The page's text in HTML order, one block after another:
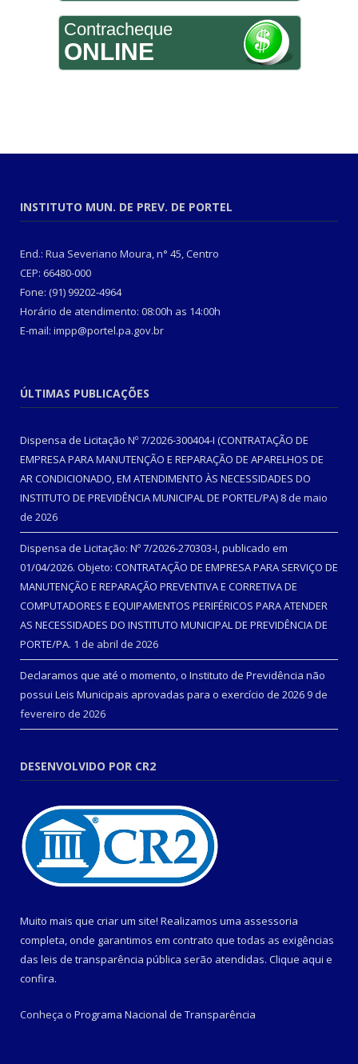
Contracheque
ONLINE
INSTITUTO MUN. DE PREV. DE PORTEL
End.: Rua Severiano Moura, n° 45, Centro
CEP: 66480-000
Fone: (91) 99202-4964
Horário de atendimento: 08:00h as 14:00h
E-mail: impp@portel.pa.gov.br
ÚLTIMAS PUBLICAÇÕES
Dispensa de Licitação Nº 7/2026-300404-I (CONTRATAÇÃO DE
EMPRESA PARA MANUTENÇÃO E REPARAÇÃO DE APARELHOS DE
AR CONDICIONADO, EM ATENDIMENTO ÀS NECESSIDADES DO
INSTITUTO DE PREVIDÊNCIA MUNICIPAL DE PORTEL/PA) 8 de maio
de 2026
Dispensa de Licitação: Nº 7/2026-270303-I, publicado em
01/04/2026. Objeto: CONTRATAÇÃO DE EMPRESA PARA SERVIÇO DE
MANUTENÇÃO E REPARAÇÃO PREVENTIVA E CORRETIVA DE
COMPUTADORES E EQUIPAMENTOS PERIFÉRICOS PARA ATENDER
AS NECESSIDADES DO INSTITUTO MUNICIPAL DE PREVIDÊNCIA DE
PORTE/PA. 1 de abril de 2026
Declaramos que até o momento, o Instituto de Previdência não
possui Leis Municipais aprovadas para o exercício de 2026 9 de
fevereiro de 2026
DESENVOLVIDO POR CR2
Muito mais que criar um site! Realizamos uma assessoria
completa, onde garantimos em contrato que todas as exigências
das leis de transparência pública serão atendidas. Clique aqui e
confira.
Conheça o Programa Nacional de Transparência